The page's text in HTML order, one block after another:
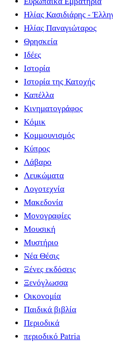
Ηλίας Κασιδιάρης -
Ηλίας Παναγιώταρος
Θρησκεία
Ιδέες
Ιστορία
Ιστορία της Κατοχής
Καπέλλα
Κινηματογράφος
Κόμικ
Κομμουνισμός
Κύπρος
Λάβαρο
Λευκώματα
Λογοτεχνία
Μακεδονία
Μονογραφίες
Μουσική
Μυστήριο
Νέα Θέσις
Ξένες εκδόσεις
Ξενόγλωσσα
Οικονομία
Παιδικά βιβλία
Περιοδικά
περιοδικό Patria